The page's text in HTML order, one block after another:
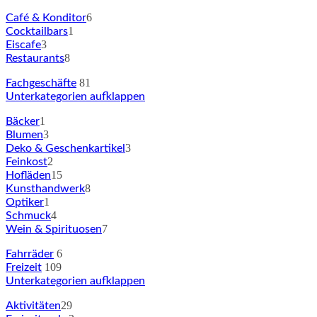
Café & Konditor6
Cocktailbars1
Eiscafe3
Restaurants8
Fachgeschäfte 81
Unterkategorien aufklappen
Bäcker1
Blumen3
Deko & Geschenkartikel 3
Feinkost2
Hofläden15
Kunsthandwerk8
Optiker1
Schmuck4
Wein & Spirituosen7
Fahrräder 6
Freizeit 109
Unterkategorien aufklappen
Aktivitäten29